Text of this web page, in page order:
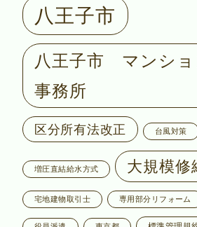
八王子市
八王子市 マンショ
事務所
区分所有法改正 台風対策
増圧直結給水方式 大規模修
宅地建物取引士 専用部分リフォーム